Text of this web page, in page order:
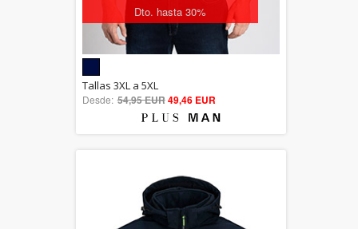
Dto. hasta 30%
5.00
out of 5
Tallas 3XL a 5XL
Desde: 54,95 EUR49,46 EUR